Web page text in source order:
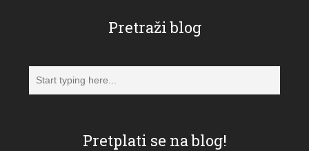
Pretraži blog
Pretplati se na blog!